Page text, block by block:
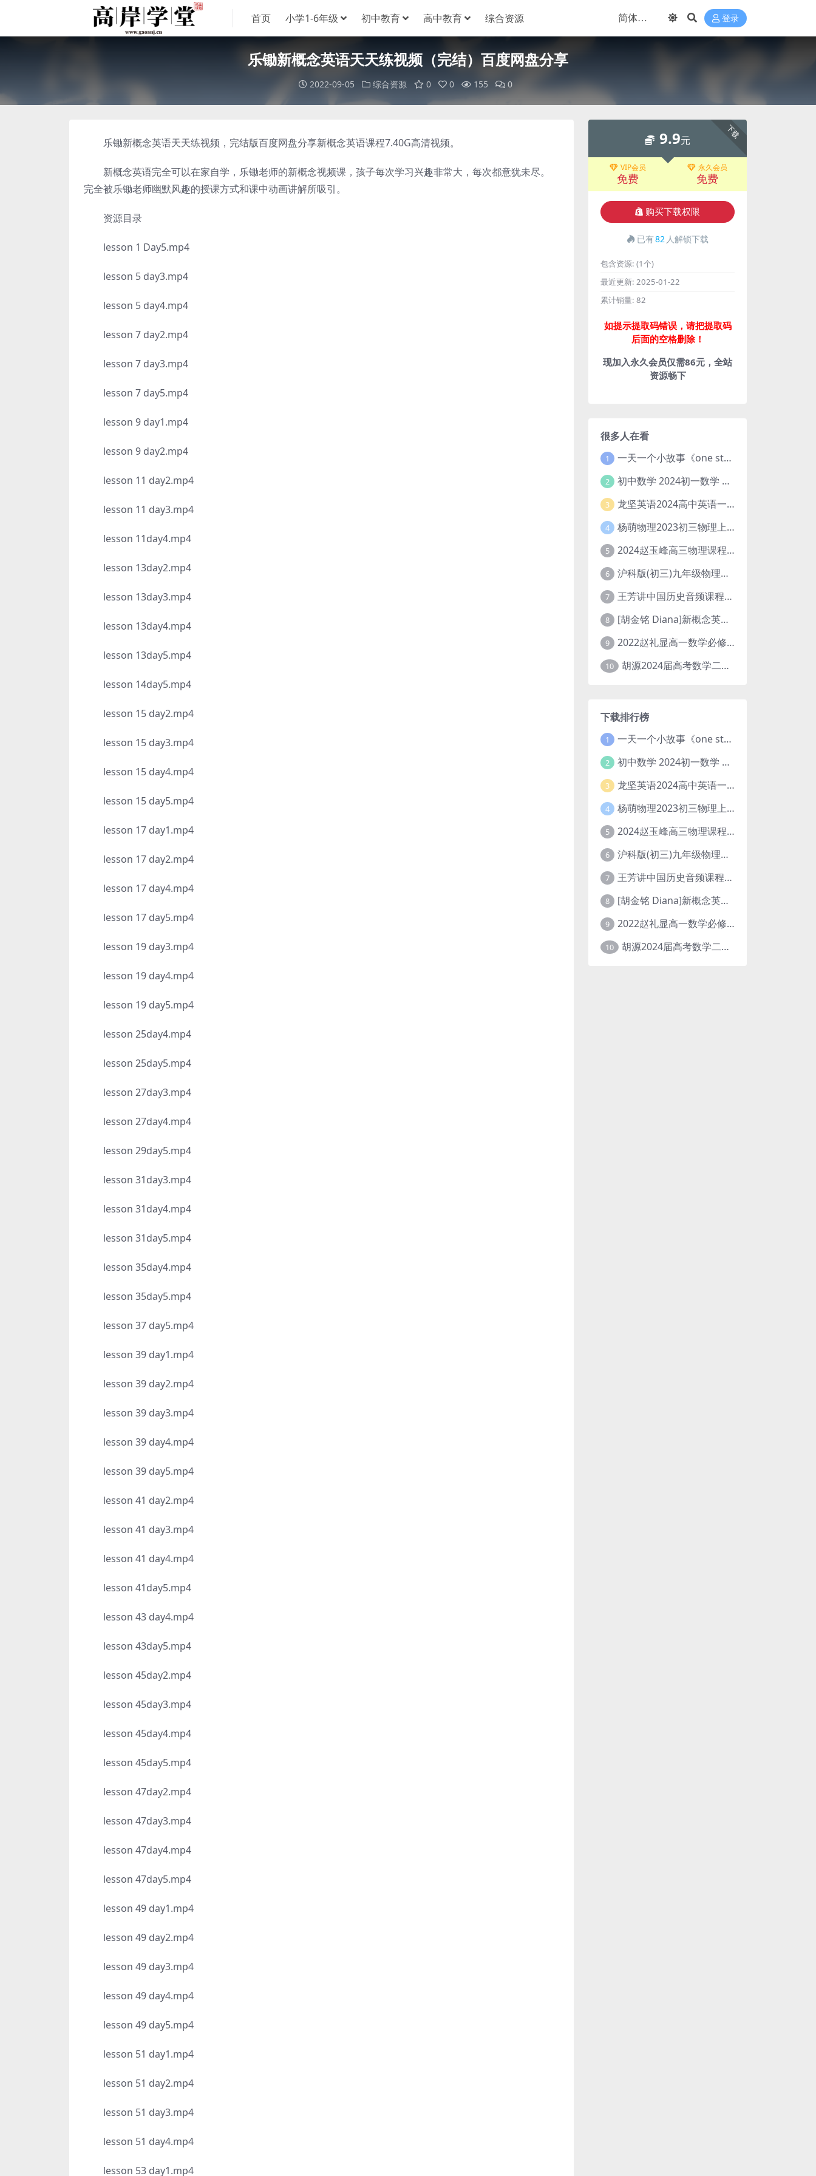
首页 小学1-6年级 初中教育 高中教育 综合资源 登录
乐锄新概念英语天天练视频（完结）百度网盘分享
2022-09-05 综合资源 0 0 155 0
乐锄新概念英语天天练视频，完结版百度网盘分享新概念英语课程7.40G高清视频。
新概念英语完全可以在家自学，乐锄老师的新概念视频课，孩子每次学习兴趣非常大，每次都意犹未尽。
完全被乐锄老师幽默风趣的授课方式和课中动画讲解所吸引。
资源目录
lesson 1 Day5.mp4
lesson 5 day3.mp4
lesson 5 day4.mp4
lesson 7 day2.mp4
lesson 7 day3.mp4
lesson 7 day5.mp4
lesson 9 day1.mp4
lesson 9 day2.mp4
lesson 11 day2.mp4
lesson 11 day3.mp4
lesson 11day4.mp4
lesson 13day2.mp4
lesson 13day3.mp4
lesson 13day4.mp4
lesson 13day5.mp4
lesson 14day5.mp4
lesson 15 day2.mp4
lesson 15 day3.mp4
lesson 15 day4.mp4
lesson 15 day5.mp4
lesson 17 day1.mp4
lesson 17 day2.mp4
lesson 17 day4.mp4
lesson 17 day5.mp4
lesson 19 day3.mp4
lesson 19 day4.mp4
lesson 19 day5.mp4
lesson 25day4.mp4
lesson 25day5.mp4
lesson 27day3.mp4
lesson 27day4.mp4
lesson 29day5.mp4
lesson 31day3.mp4
lesson 31day4.mp4
lesson 31day5.mp4
lesson 35day4.mp4
lesson 35day5.mp4
lesson 37 day5.mp4
lesson 39 day1.mp4
lesson 39 day2.mp4
lesson 39 day3.mp4
lesson 39 day4.mp4
lesson 39 day5.mp4
lesson 41 day2.mp4
lesson 41 day3.mp4
lesson 41 day4.mp4
lesson 41day5.mp4
lesson 43 day4.mp4
lesson 43day5.mp4
lesson 45day2.mp4
lesson 45day3.mp4
lesson 45day4.mp4
lesson 45day5.mp4
lesson 47day2.mp4
lesson 47day3.mp4
lesson 47day4.mp4
lesson 47day5.mp4
lesson 49 day1.mp4
lesson 49 day2.mp4
lesson 49 day3.mp4
lesson 49 day4.mp4
lesson 49 day5.mp4
lesson 51 day1.mp4
lesson 51 day2.mp4
lesson 51 day3.mp4
lesson 51 day4.mp4
lesson 53 day1.mp4
下载
9.9元
VIP会员
免费
永久会员
免费
购买下载权限
已有82 人解锁下载
包含资源: (1个)
最近更新: 2025-01-22
累计销量: 82
如提示提取码错误，请把提取码
后面的空格删除！
现加入永久会员仅需86元，全站
资源畅下
很多人在看
1 一天一个小故事《one story a day》初中版 百度网盘分享下载
2 初中数学 2024初一数学 朱韬数学 S班春季下 A+班春季下 百度云网盘
3 龙坚英语2024高中英语一轮系统班(全国卷+北京卷)
4 杨萌物理2023初三物理上秋季A+班(视频+讲义) 百度网盘分享
5 2024赵玉峰高三物理课程24年高考物理一轮复习网课教程
6 沪科版(初三)九年级物理全一册网课教学视频全集(录播版 杜春雨 66讲)
7 王芳讲中国历史音频课程全集(上下五千年)
8 [胡金铭 Diana]新概念英语第1册教学视频课程(全集 百度网盘下载)
9 2022赵礼显高一数学必修一课程视频资源(秋季班 含讲义)百度网盘云
10 胡源2024届高考数学二轮寒假春季精讲 百度网盘分享
下载排行榜
1 一天一个小故事《one story a day》初中版 百度网盘分享下载
2 初中数学 2024初一数学 朱韬数学 S班春季下 A+班春季下 百度云网盘
3 龙坚英语2024高中英语一轮系统班(全国卷+北京卷)
4 杨萌物理2023初三物理上秋季A+班(视频+讲义) 百度网盘分享
5 2024赵玉峰高三物理课程24年高考物理一轮复习网课教程
6 沪科版(初三)九年级物理全一册网课教学视频全集(录播版 杜春雨 66讲)
7 王芳讲中国历史音频课程全集(上下五千年)
8 [胡金铭 Diana]新概念英语第1册教学视频课程(全集 百度网盘下载)
9 2022赵礼显高一数学必修一课程视频资源(秋季班 含讲义)百度网盘云
10 胡源2024届高考数学二轮寒假春季精讲 百度网盘分享